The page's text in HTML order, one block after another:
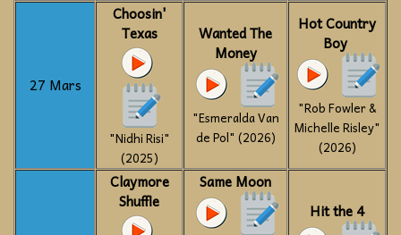
27 Mars
Choosin'
Texas
"Nidhi Risi"
(2025)
Wanted The
Money
"Esmeralda Van
de Pol" (2026)
Hot Country
Boy
"Rob Fowler &
Michelle Risley"
(2026)
Claymore
Shuffle
Same Moon
Hit the 4